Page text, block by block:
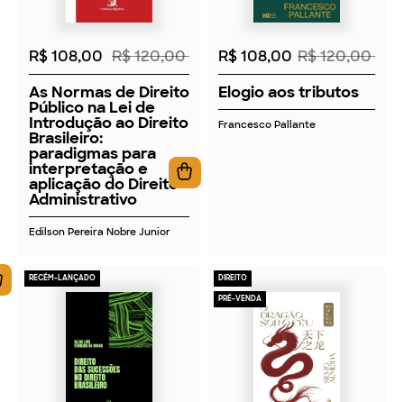
R$ 108,00 R$ 120,00
As Normas de Direito
Público na Lei de
Introdução ao Direito
Brasileiro:
paradigmas para
interpretação e
aplicação do Direito
Administrativo
Edilson Pereira Nobre Junior
R$ 108,00 R$ 120,00
Elogio aos tributos
Francesco Pallante
RECÉM-LANÇADO DIREITO
PRÉ-VENDA
2026